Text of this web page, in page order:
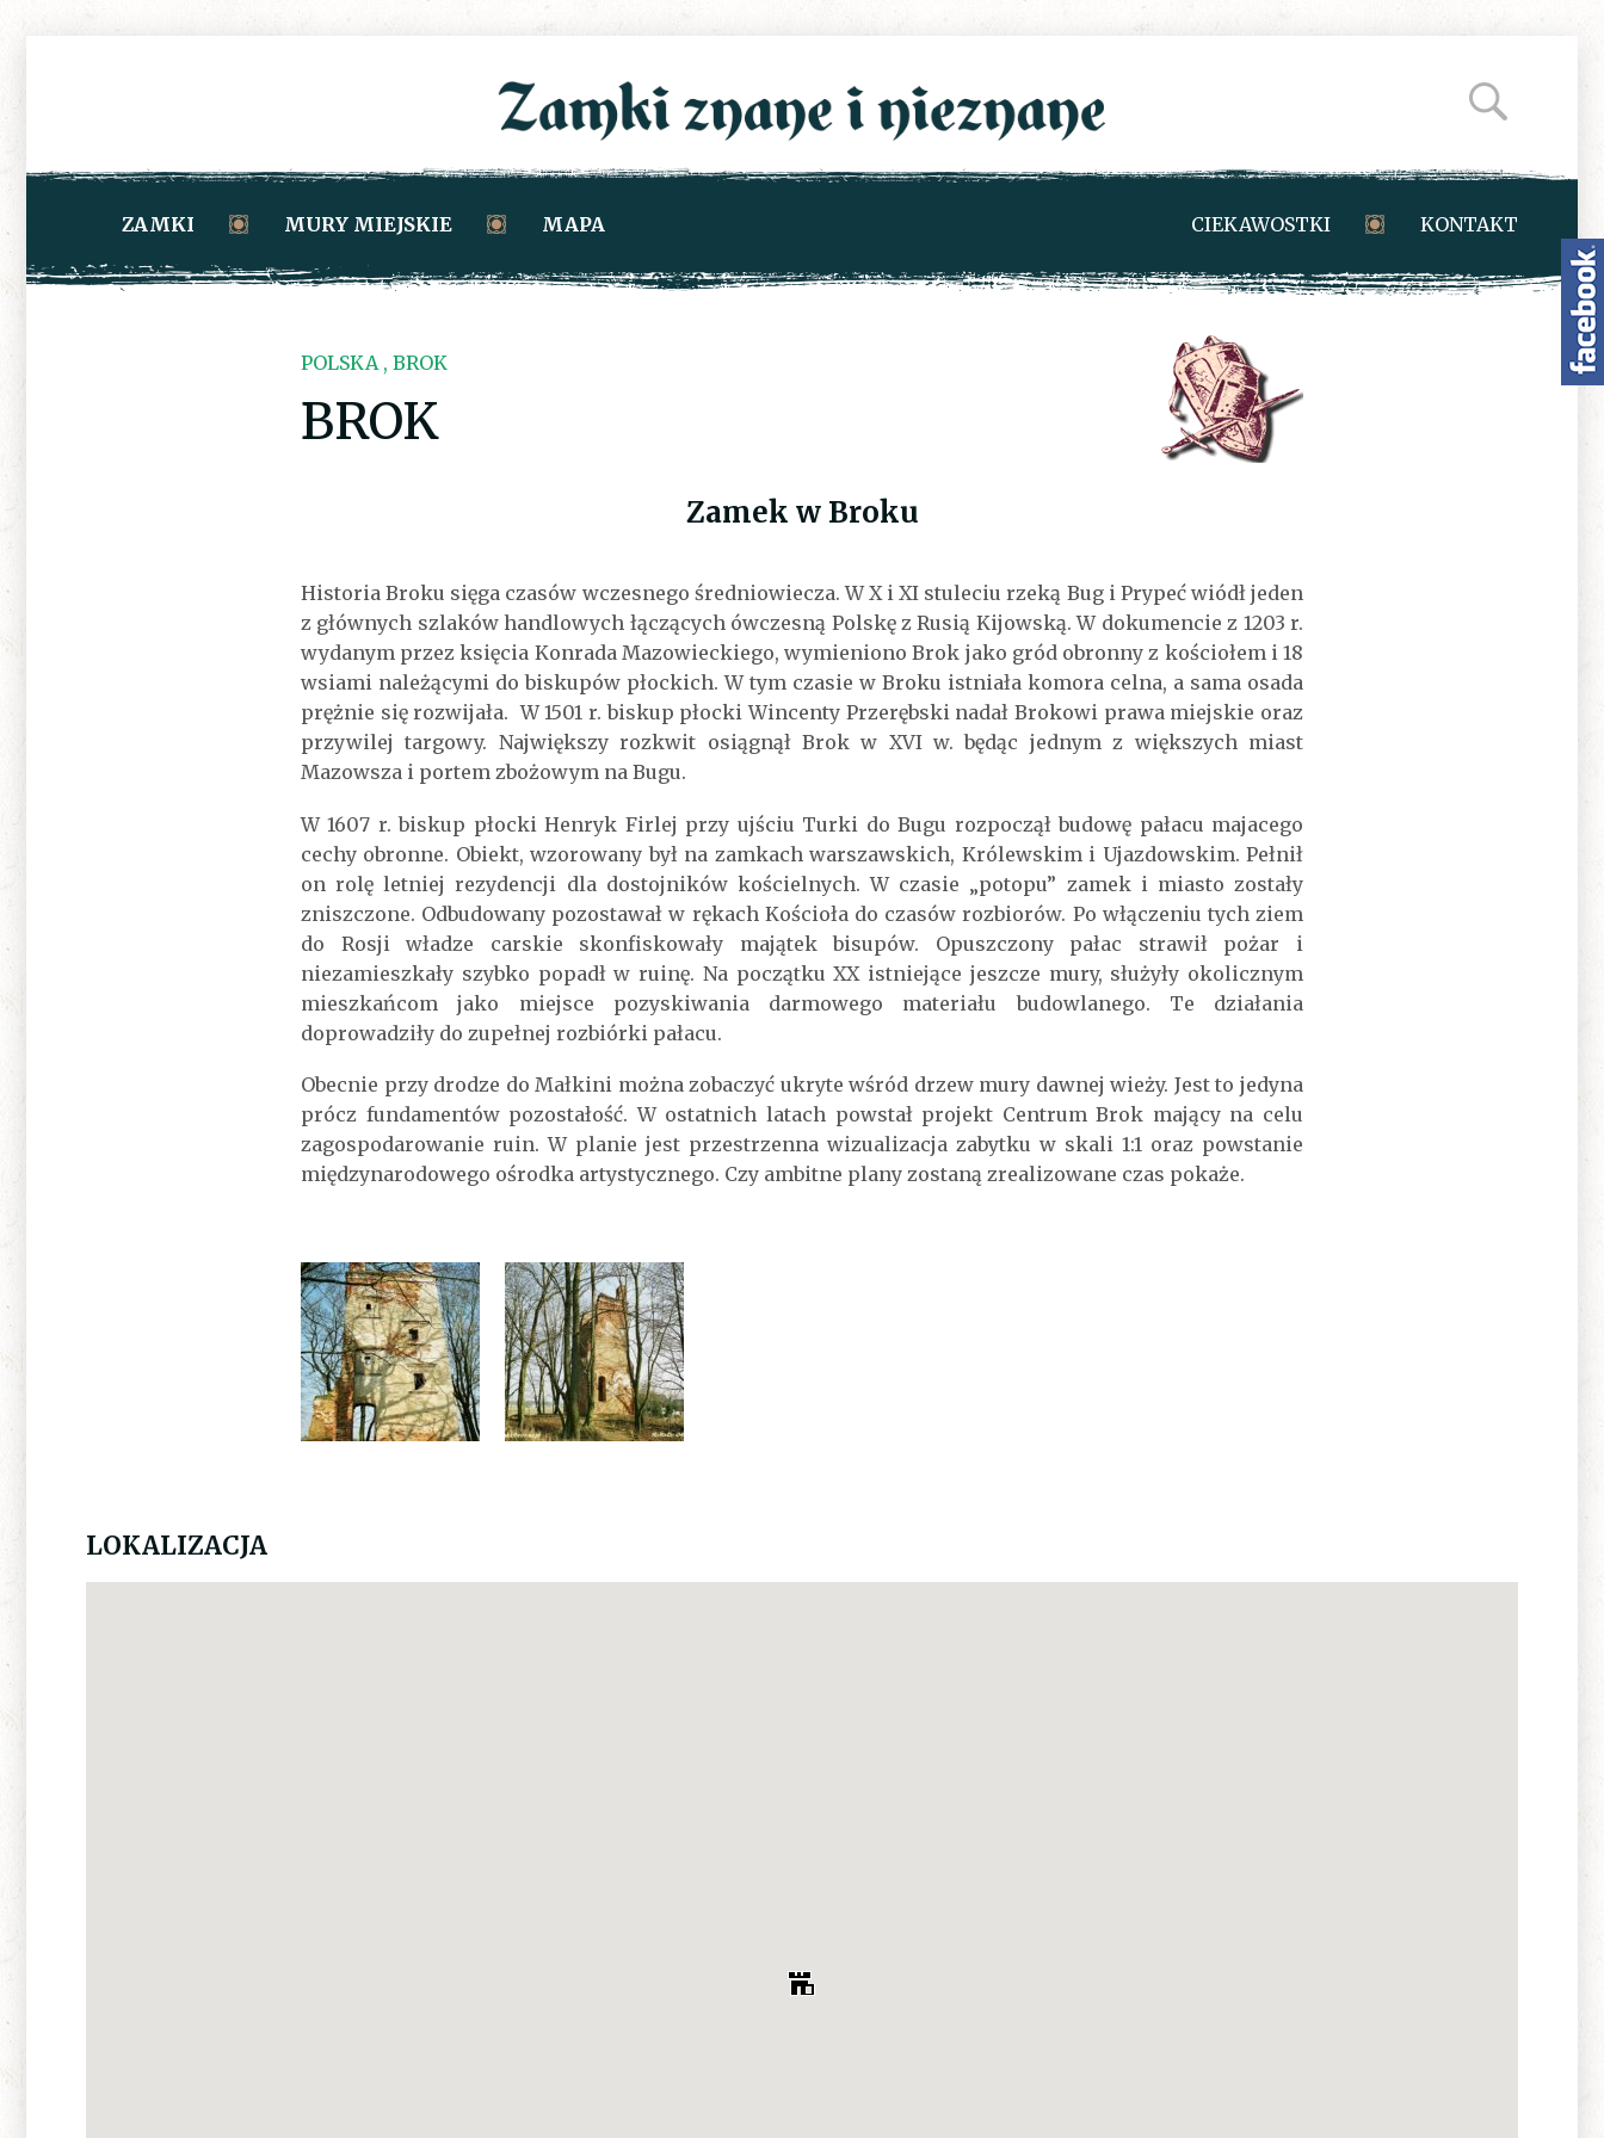
ZAMKI MURY MIEJSKIE MAPA CIEKAWOSTKI KONTAKT
POLSKA , BROK
BROK
Zamek w Broku
Historia Broku sięga czasów wczesnego średniowiecza. W X i XI stuleciu rzeką Bug i Prypeć wiódł jeden
z głównych szlaków handlowych łączących ówczesną Polskę z Rusią Kijowską. W dokumencie z 1203 r.
wydanym przez księcia Konrada Mazowieckiego, wymieniono Brok jako gród obronny z kościołem i 18
wsiami należącymi do biskupów płockich. W tym czasie w Broku istniała komora celna, a sama osada
prężnie się rozwijała. W 1501 r. biskup płocki Wincenty Przerębski nadał Brokowi prawa miejskie oraz
przywilej targowy. Największy rozkwit osiągnął Brok w XVI w. będąc jednym z większych miast
Mazowsza i portem zbożowym na Bugu.
W 1607 r. biskup płocki Henryk Firlej przy ujściu Turki do Bugu rozpoczął budowę pałacu majacego
cechy obronne. Obiekt, wzorowany był na zamkach warszawskich, Królewskim i Ujazdowskim. Pełnił
on rolę letniej rezydencji dla dostojników kościelnych. W czasie „potopu” zamek i miasto zostały
zniszczone. Odbudowany pozostawał w rękach Kościoła do czasów rozbiorów. Po włączeniu tych ziem
do Rosji władze carskie skonfiskowały majątek bisupów. Opuszczony pałac strawił pożar i
niezamieszkały szybko popadł w ruinę. Na początku XX istniejące jeszcze mury, służyły okolicznym
mieszkańcom jako miejsce pozyskiwania darmowego materiału budowlanego. Te działania
doprowadziły do zupełnej rozbiórki pałacu.
Obecnie przy drodze do Małkini można zobaczyć ukryte wśród drzew mury dawnej wieży. Jest to jedyna
prócz fundamentów pozostałość. W ostatnich latach powstał projekt Centrum Brok mający na celu
zagospodarowanie ruin. W planie jest przestrzenna wizualizacja zabytku w skali 1:1 oraz powstanie
międzynarodowego ośrodka artystycznego. Czy ambitne plany zostaną zrealizowane czas pokaże.
LOKALIZACJA